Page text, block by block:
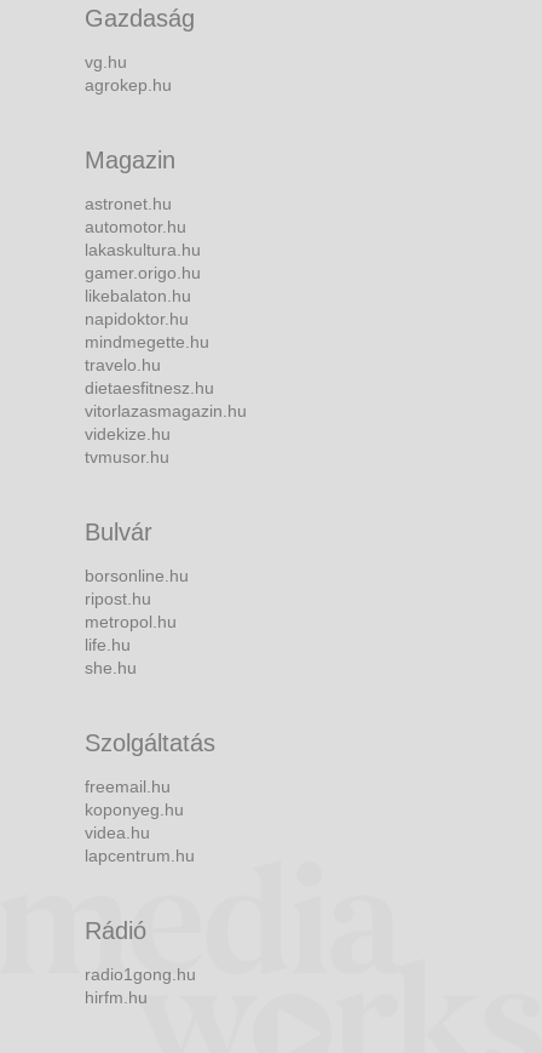
Gazdaság
vg.hu
agrokep.hu
Magazin
astronet.hu
automotor.hu
lakaskultura.hu
gamer.origo.hu
likebalaton.hu
napidoktor.hu
mindmegette.hu
travelo.hu
dietaesfitnesz.hu
vitorlazasmagazin.hu
videkize.hu
tvmusor.hu
Bulvár
borsonline.hu
ripost.hu
metropol.hu
life.hu
she.hu
Szolgáltatás
freemail.hu
koponyeg.hu
videa.hu
lapcentrum.hu
Rádió
radio1gong.hu
hirfm.hu